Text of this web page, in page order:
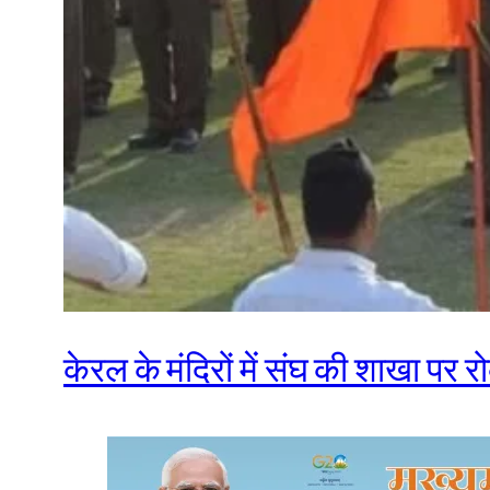
केरल के मंदिरों में संघ की शाखा पर